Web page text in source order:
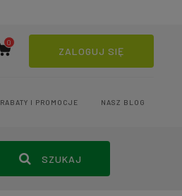
ZALOGUJ SIĘ
RABATY I PROMOCJE NASZ BLOG
SZUKAJ